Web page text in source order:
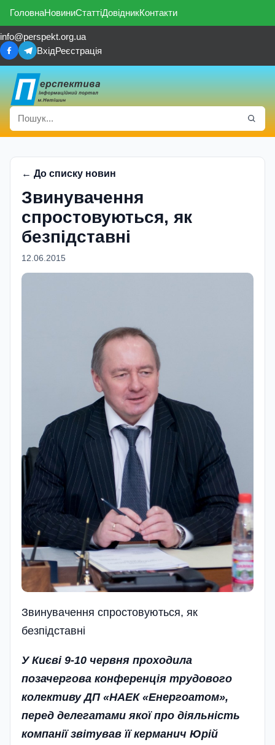
ГоловнаНовиниСтаттіДовідникКонтакти
info@perspekt.org.ua
ВхідРеєстрація
← До списку новин
Звинувачення
спростовуються, як
безпiдставнi
12.06.2015
Звинувачення спростовуються, як
безпiдставнi
У Києві 9-10 червня проходила
позачергова конференція трудового
колективу ДП «НАЕК «Енерго­атом»,
перед делегатами якої про діяльність
компанії звітував її керманич Юрій